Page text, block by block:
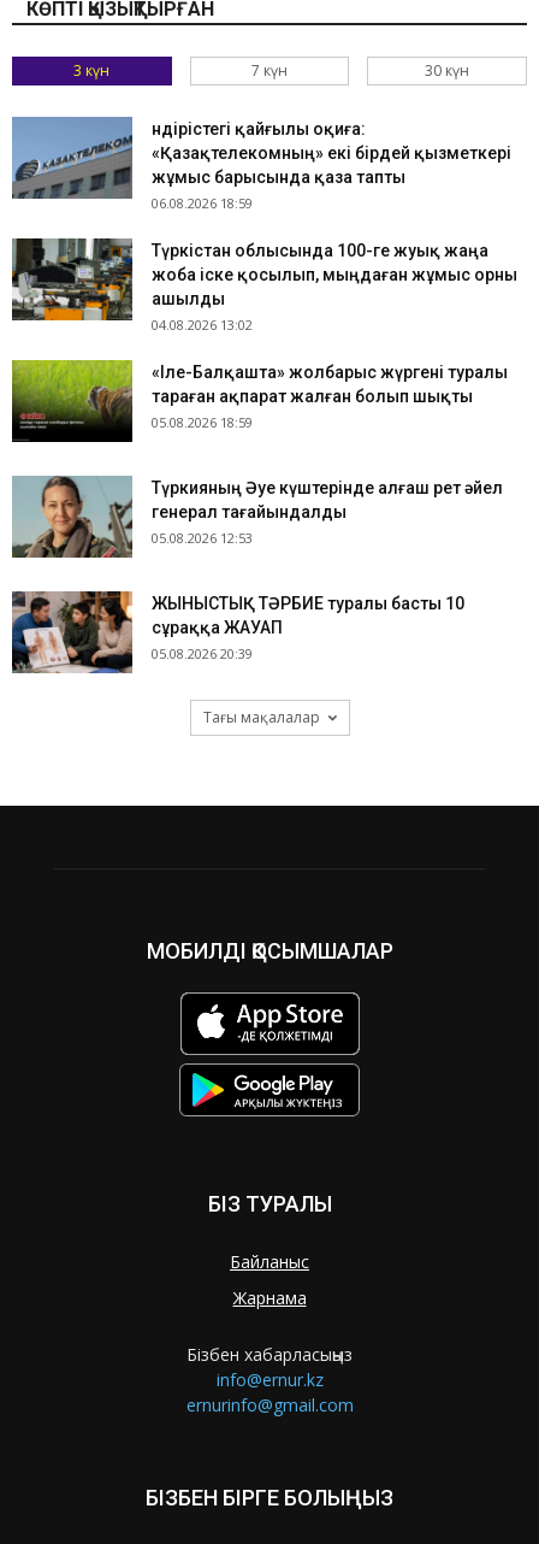
КӨПТІ ҚЫЗЫҚТЫРҒАН
3 күн 7 күн 30 күн
Өндірістегі қайғылы оқиға:
«Қазақтелекомның» екі бірдей қызметкері
жұмыс барысында қаза тапты
06.08.2026 18:59
Түркістан облысында 100-ге жуық жаңа
жоба іске қосылып, мыңдаған жұмыс орны
ашылды
04.08.2026 13:02
«Іле-Балқашта» жолбарыс жүргені туралы
тараған ақпарат жалған болып шықты
05.08.2026 18:59
Түркияның Әуе күштерінде алғаш рет әйел
генерал тағайындалды
05.08.2026 12:53
ЖЫНЫСТЫҚ ТӘРБИЕ туралы басты 10
сұраққа ЖАУАП
05.08.2026 20:39
Тағы мақалалар
МОБИЛДІ ҚОСЫМШАЛАР
БІЗ ТУРАЛЫ
Байланыс
Жарнама
Бізбен хабарласыңыз
info@ernur.kz
ernurinfo@gmail.com
БІЗБЕН БІРГЕ БОЛЫҢЫЗ